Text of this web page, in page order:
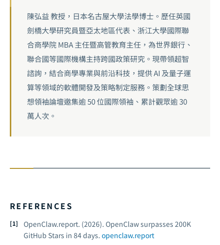
陳弘益 教授，日本名古屋大學法學博士。歷任英國
劍橋大學研究員暨亞太地區代表、浙江大學國際聯
合商學院 MBA 主任暨高管教育主任，為世界銀行、
聯合國等國際機構主持跨國政策研究。現帶領超智
諮詢，結合商學專業與前沿科技，提供 AI 及量子運
算等領域的軟體開發及策略制定服務。策劃全球思
想領袖論壇邀集逾 50 位國際領袖、累計觀眾逾 30
萬人次。
REFERENCES
OpenClaw.report. (2026). OpenClaw surpasses 200K
GitHub Stars in 84 days. openclaw.report